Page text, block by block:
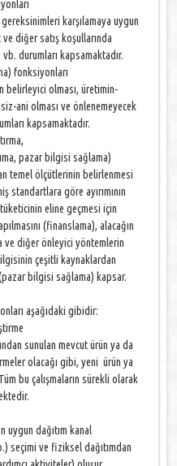
gereksinimleri karşılamaya uygun
ve diğer satış koşullarında
durumları kapsamaktadır.
fonksiyonları
belirleyici olması, üretimin-
ani olması ve önlenemeyecek
kapsamaktadır.
pazar bilgisi sağlama)
temel ölçütlerinin belirlenmesi
standartlara göre ayırımının
eline geçmesi için
(finanslama), alacağın
ve diğer önleyici yöntemlerin
çeşitli kaynaklardan
bilgisi sağlama) kapsar.
aşağıdaki gibidir:
sunulan mevcut ürün ya da
olacağı gibi, yeni ürün ya
bu çalışmaların sürekli olarak
uygun dağıtım kanal
seçimi ve fiziksel dağıtımdan